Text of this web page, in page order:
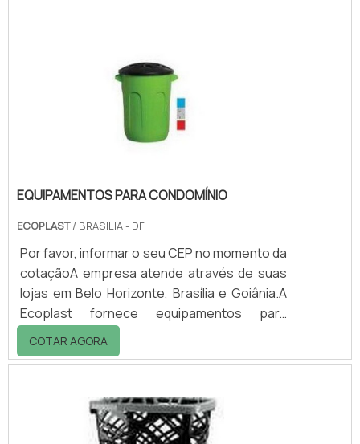
medicamentos etc.Diferentemente da caixa
vazada, a caixa fechada é empregada para
produtos que não necessitam de aeração
EQUIPAMENTOS PARA CONDOMÍNIO
ECOPLAST/ BRASILIA - DF
Por favor, informar o seu CEP no momento da
cotaçãoA empresa atende através de suas
lojas em Belo Horizonte, Brasília e Goiânia.A
Ecoplast fornece equipamentos para
condomínio, tais como: - Contêineres para
resíduos sólidos; - Lixeiras de diversos tipos;
toalheiros); - Equipamentos para limpeza
profissional; - Quadros de chaves; - Quadros
de avisos; - Carros de compras; - Escadas; -
COTAR AGORA